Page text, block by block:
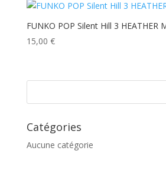
FUNKO POP Silent Hill 3 HEATHER
15,00 €
Catégories
Aucune catégorie